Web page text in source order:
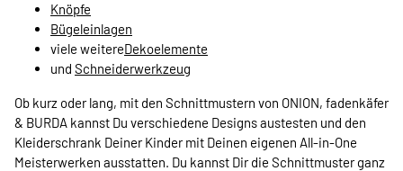
Knöpfe
Bügeleinlagen
viele weitereDekoelemente
und Schneiderwerkzeug
Ob kurz oder lang, mit den Schnittmustern von ONION, fadenkäfer
& BURDA kannst Du verschiedene Designs austesten und den
Kleiderschrank Deiner Kinder mit Deinen eigenen All-in-One
Meisterwerken ausstatten. Du kannst Dir die Schnittmuster ganz